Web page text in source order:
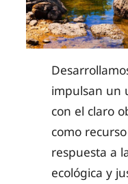
impulsan un
con el claro
como
respuesta a
ecológica y